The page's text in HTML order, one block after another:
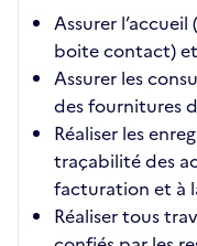
Assurer
boite contact)
Assurer les
des fournitures
Réaliser les
traçabilité des
facturation et à
Réaliser tous